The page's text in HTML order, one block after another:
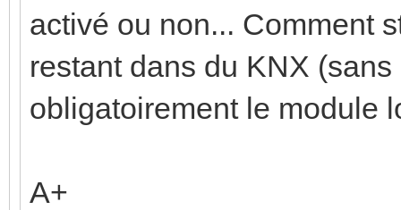
activé ou non... Comment
restant dans du KNX
obligatoirement le module
A+